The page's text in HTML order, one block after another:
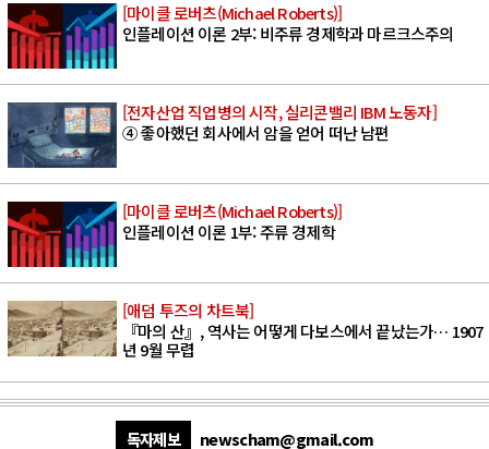
[마이클 로버츠(Michael Roberts)]
인플레이션 이론 2부: 비주류 경제학과 마르크스주의
[전자산업 직업병의 시작, 실리콘밸리 IBM 노동자]
④ 좋아했던 회사에서 암을 얻어 떠난 남편
[마이클 로버츠(Michael Roberts)]
인플레이션 이론 1부: 주류 경제학
[애덤 투즈의 차트북]
『마의 산』, 역사는 어떻게 다보스에서 끝났는가… 1907
년 9월 무렵
독자제보 newscham@gmail.com